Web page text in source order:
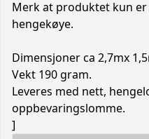
Merk at produktet kun
hengekøye.
Dimensjoner ca 2,7mx
Vekt 190 gram.
Leveres med nett,
oppbevaringslomme.
]